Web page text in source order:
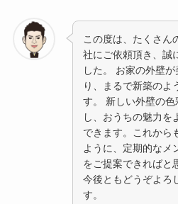
この度は、たくさん
社にご依頼頂き、誠
した。 お家の外壁
り、まるで新築のよ
す。 新しい外壁の
し、おうちの魅力を
できます。これから
ように、定期的なメ
をご提案できればと
今後ともどうぞよろ
す。